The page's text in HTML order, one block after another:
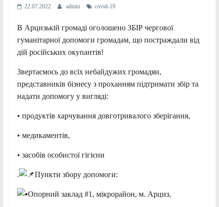
22.07.2022 admin covid-19
В Арцизькій громаді оголошено ЗБІР чергової
гуманітарної допомоги громадам, що постраждали від
дій російських окупантів!
Звертаємось до всіх небайдужих громадян,
представників бізнесу з проханням підтримати збір та
надати допомогу у вигляді:
• продуктів харчування довготривалого зберігання,
• медикаментів,
• засобів особистої гігієни
. Пункти збору допомоги:
Опорний заклад #1, мікрорайон, м. Арциз,